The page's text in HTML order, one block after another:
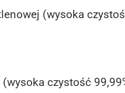
(wysoka
czystość